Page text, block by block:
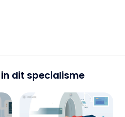
in dit specialisme